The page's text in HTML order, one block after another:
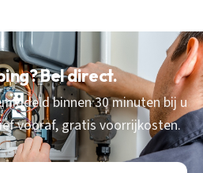
Bel direct.
binnen 30 minuten bij u
vooraf, gratis voorrijkosten.